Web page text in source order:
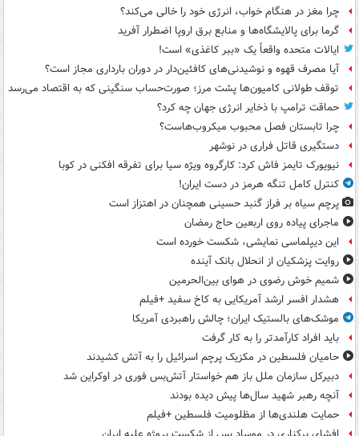
چرا مغز در هنگام خواب، انرژی خود را خالی می‌کند؟
گرما برای پالایشگاه‌ها و منابع برق اروپا اضطرار آفرید
ایالات متحده واقعاً یک «ببر کاغذی» است!
آیا مصرف قهوه و نوشیدنی‌های کافئین‌دار در دوران بارداری مجاز است؟
توقف طولانی کامیون‌ها پشت مرز؛ صورت‌حساب سنگینی که به اقتصاد می‌رسد
حماقت ترامپ با ذخایر انرژی جهان چه کرد؟
چرا تابستان فصل محبوب میکروب‌هاست؟
دستگیری قاتل فراری در نوشهر
نیویورک تایمز فاش کرد: کارگروه ویژه سیا برای تفرقه افکنی در کوبا
کنترل کامل تنگه هرمز در دست ایران!
پرچم سیاه بر فراز گنبد حسینی همچنان در اهتزاز است
ماجرای پیاده روی اربعین حاج رمضان
این دیپلماسی نمایشی، شکست خورده است
روایت پزشکیان از انحلال بانک آینده
شمیم خوش رضوی در هوای بین‌الحرمین
هشدار افسر ارشد آمریکایی به کاخ سفید +فیلم
موشک‌های بالستیک ایران؛ چالش راهبردی آمریکا
باید افراد کارآمدتر را به کار گرفت
حامیان فلسطین در مکزیک پرچم اسرائیل را به آتش کشیدند
دبیرکل سازمان ملل باز هم خواستار آتش‌بس فوری در اوکراین شد
آنچه رهبر شهید سال‌ها پیش دیده بودند
حمایت هلندی‌ها از مظلومیت فلسطین +فیلم